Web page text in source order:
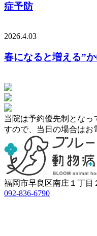
症予防
2026.4.03
春になると増える”
当院は予約優先制とな
すので、 当日の場合はお
福岡市早良区南庄１丁目
092-836-6790